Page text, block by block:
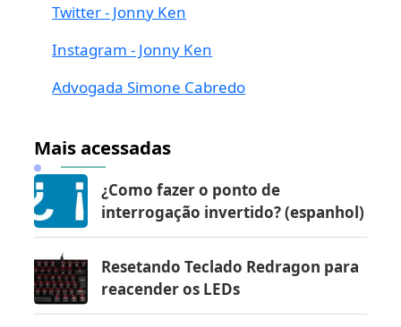
Twitter - Jonny Ken
Instagram - Jonny Ken
Advogada Simone Cabredo
Mais acessadas
¿Como fazer o ponto de
interrogação invertido? (espanhol)
Resetando Teclado Redragon para
reacender os LEDs